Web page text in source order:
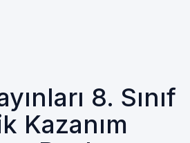
8. Sınıf
Kazanım